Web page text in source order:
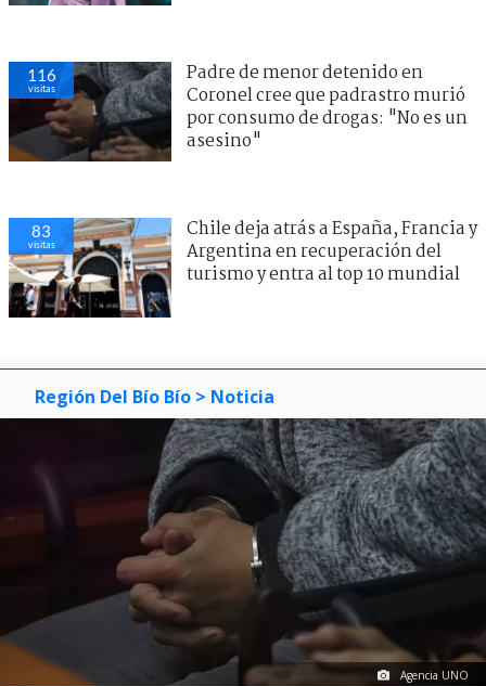
116
visitas
Padre de menor detenido en
Coronel cree que padrastro murió
por consumo de drogas: "No es un
asesino"
83
visitas
Chile deja atrás a España, Francia y
Argentina en recuperación del
turismo y entra al top 10 mundial
Región Del Bío Bío > Noticia
Agencia UNO